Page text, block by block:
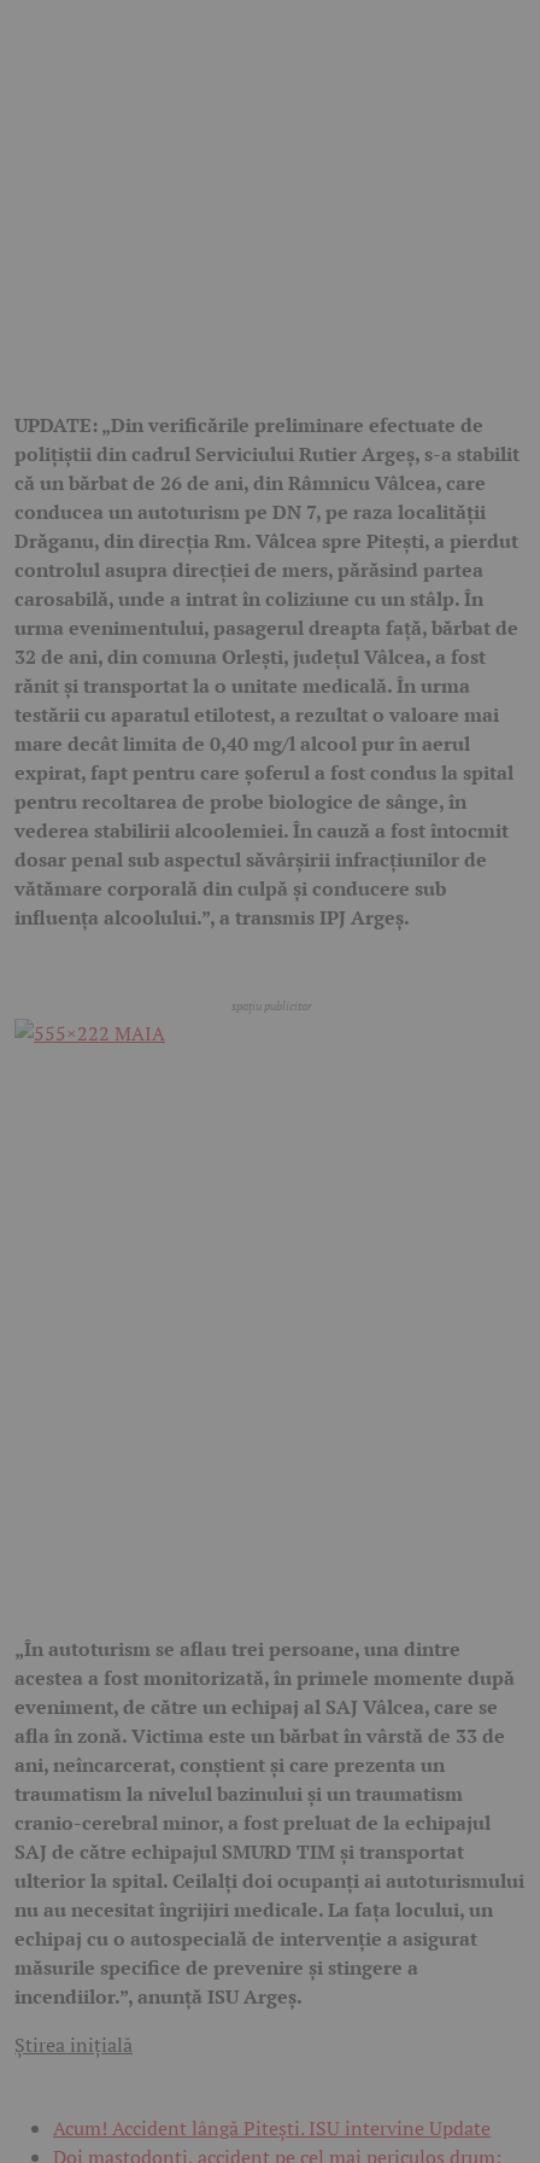
UPDATE: „Din verificările preliminare efectuate de
polițiștii din cadrul Serviciului Rutier Argeș, s-a stabilit
că un bărbat de 26 de ani, din Râmnicu Vâlcea, care
conducea un autoturism pe DN 7, pe raza localității
Drăganu, din direcția Rm. Vâlcea spre Pitești, a pierdut
controlul asupra direcției de mers, părăsind partea
carosabilă, unde a intrat în coliziune cu un stâlp. În
urma evenimentului, pasagerul dreapta față, bărbat de
32 de ani, din comuna Orlești, județul Vâlcea, a fost
rănit și transportat la o unitate medicală. În urma
testării cu aparatul etilotest, a rezultat o valoare mai
mare decât limita de 0,40 mg/l alcool pur în aerul
expirat, fapt pentru care șoferul a fost condus la spital
pentru recoltarea de probe biologice de sânge, în
vederea stabilirii alcoolemiei.În cauză a fost întocmit
dosar penal sub aspectul săvârșirii infracțiunilor de
vătămare corporală din culpă și conducere sub
influența alcoolului.”, a transmis IPJ Argeș.
„În autoturism se aflau trei persoane, una dintre
acestea a fost monitorizată, în primele momente după
eveniment, de către un echipaj al SAJ Vâlcea, care se
afla în zonă. Victima este un bărbat în vârstă de 33 de
ani, neîncarcerat, conștient și care prezenta un
traumatism la nivelul bazinului și un traumatism
cranio-cerebral minor, a fost preluat de la echipajul
SAJ de către echipajul SMURD TIM și transportat
ulterior la spital. Ceilalți doi ocupanți ai autoturismului
nu au necesitat îngrijiri medicale. La fața locului, un
echipaj cu o autospecială de intervenție a asigurat
măsurile specifice de prevenire și stingere a
incendiilor.”, anunţă ISU Argeş.
Ştirea iniţială
Acum! Accident lângă Pitești. ISU intervine Update
Doi mastodonți, accident pe cel mai periculos drum: